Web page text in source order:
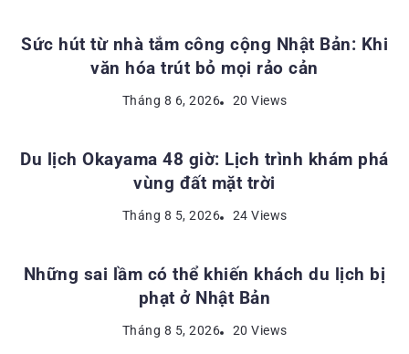
Sức hút từ nhà tắm công cộng Nhật Bản: Khi
văn hóa trút bỏ mọi rảo cản
Tháng 8 6, 2026 20 Views
ĐỊA ĐIỂM DU LỊCH NHẬT BẢN
Du lịch Okayama 48 giờ: Lịch trình khám phá
vùng đất mặt trời
Tháng 8 5, 2026 24 Views
KINH NGHIỆM DU LỊCH NHẬT BẢN
Những sai lầm có thể khiến khách du lịch bị
phạt ở Nhật Bản
Tháng 8 5, 2026 20 Views
ĐỊA ĐIỂM DU LỊCH NHẬT BẢN